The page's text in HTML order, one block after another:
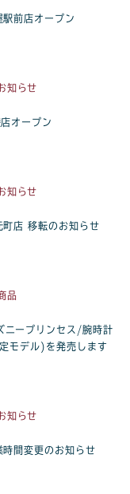
前店オープン
知らせ
オープン
知らせ
店 移転のお知らせ
品
ニープリンセス/腕時計
デル)を発売します
知らせ
間変更のお知らせ